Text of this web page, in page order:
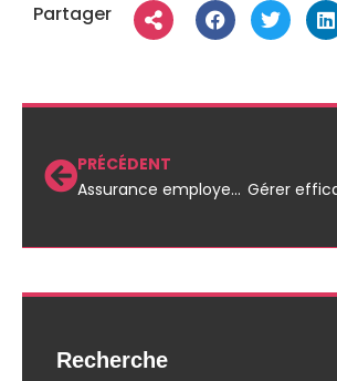
Partager
PRÉCÉDENT
Assurance employeur : protéger votre entreprise en toute sérénité avec efficacité
Recherche